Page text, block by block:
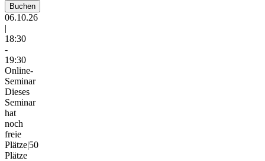
Buchen
06.10.26
|
18:30
-
19:30
Online-
Seminar
Dieses
Seminar
hat
noch
freie
Plätze|50
Plätze